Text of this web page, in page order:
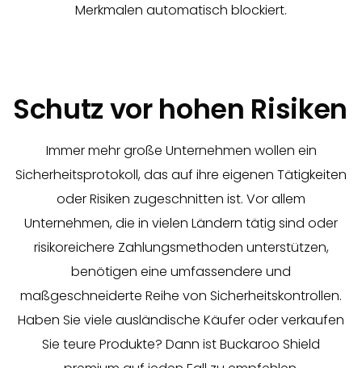
Merkmalen automatisch blockiert.
Schutz vor hohen Risiken
Immer mehr große Unternehmen wollen ein
Sicherheitsprotokoll, das auf ihre eigenen Tätigkeiten
oder Risiken zugeschnitten ist. Vor allem
Unternehmen, die in vielen Ländern tätig sind oder
risikoreichere Zahlungsmethoden unterstützen,
benötigen eine umfassendere und
maßgeschneiderte Reihe von Sicherheitskontrollen.
Haben Sie viele ausländische Käufer oder verkaufen
Sie teure Produkte? Dann ist Buckaroo Shield